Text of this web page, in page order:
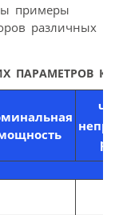
примеры
различных
ПАРАМЕТРОВ